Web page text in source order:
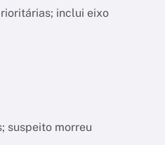
inclui eixo
suspeito morreu